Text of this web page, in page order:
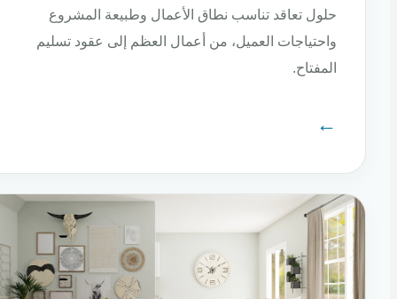
حلول تعاقد تناسب نطاق الأعمال وطبيعة المشروع
واحتياجات العميل، من أعمال العظم إلى عقود تسليم